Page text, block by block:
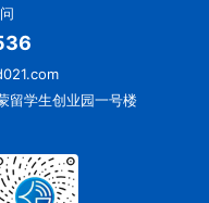
留学生创业园一号楼